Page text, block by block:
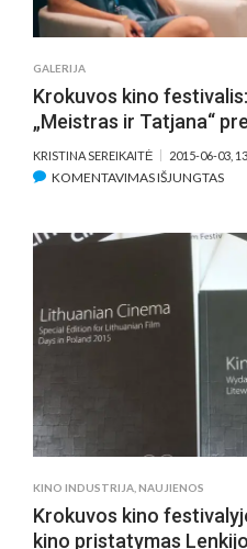
GALERIJA
Krokuvos kino
„Meistras ir Tatjana“
KRISTINA SEREIKAITĖ 2015-06-03,
KOMENTAVIMAS IŠJUNGTAS
KINO INDUSTRIJA NAUJIENOS
Krokuvos kino
kino pristatymas